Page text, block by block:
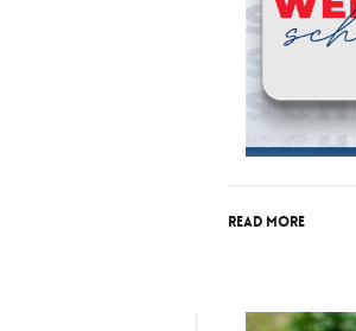
Read More